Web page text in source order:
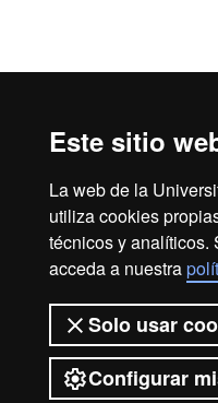
Este sitio
La web de la
utiliza cookies
técnicos y analíticos.
acceda a nuestra
Solo usar
Configurar
Inicio Aviso
Protección
Somos una universidad
calidad, diversificada,
a las necesidades de la
modelos de la